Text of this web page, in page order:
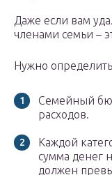
Даже если вам
членами семьи –
Нужно
Семейный
расходов.
Каждой
сумма денег
должен